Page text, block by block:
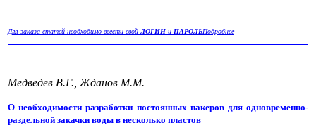
Для заказа статей необходимо ввести свойЛОГИН и ПАРОЛЬПодробнее
Медведев В.Г., Жданов М.М.
О необходимости разработки постоянных пакеров для одновременно-
раздельной закачки воды в несколько пластов